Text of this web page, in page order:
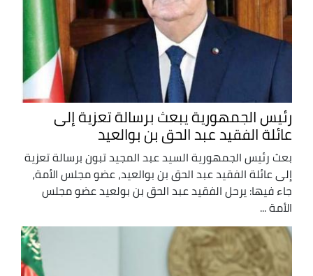
رئيس الجمهورية يبعث برسالة تعزية إلى
عائلة الفقيد عبد الحق بن بوالعيد
بعث رئيس الجمهورية السيد عبد المجيد تبون برسالة تعزية
إلى عائلة الفقيد عبد الحق بن بوالعيد، عضو مجلس الأمة،
جاء فيها: يرحل الفقيد عبد الحق بن بولعيد عضو مجلس
الأمة ...